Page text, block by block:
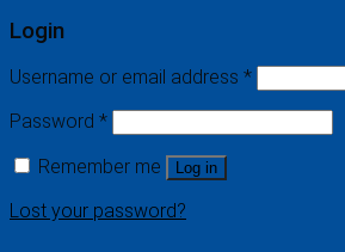
Login
Username or email address *
Password *
Remember me
Log in
Lost your password?